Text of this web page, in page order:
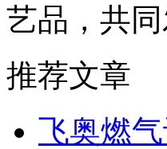
艺品，共
推荐文章
飞奥燃